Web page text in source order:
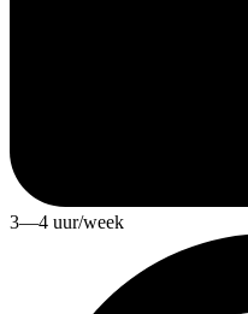
3—4 uur/week